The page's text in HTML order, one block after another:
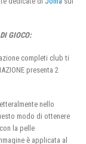
GIOCO:
completi club ti
presenta 2
nello
modo di ottenere
la pelle
è applicata al